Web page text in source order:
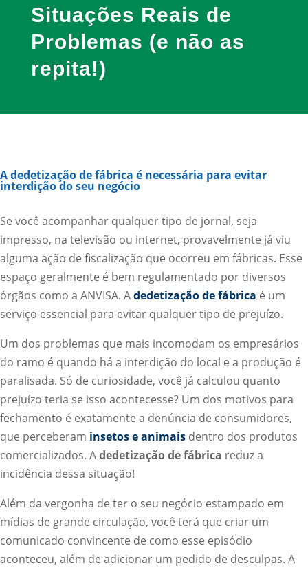
Situações Reais de
Problemas (e não as
repita!)
A dedetização de fábrica é necessária para evitar
interdição do seu negócio
Se você acompanhar qualquer tipo de jornal, seja
impresso, na televisão ou internet, provavelmente já viu
alguma ação de fiscalização que ocorreu em fábricas. Esse
espaço geralmente é bem regulamentado por diversos
órgãos como a ANVISA. Adedetização de fábrica é um
serviço essencial para evitar qualquer tipo de prejuízo.
Um dos problemas que mais incomodam os empresários
do ramo é quando há a interdição do local e a produção é
paralisada. Só de curiosidade, você já calculou quanto
prejuízo teria se isso acontecesse? Um dos motivos para
fechamento é exatamente a denúncia de consumidores,
que perceberam insetos e animais dentro dos produtos
comercializados. Adedetização de fábrica reduz a
incidência dessa situação!
Além da vergonha de ter o seu negócio estampado em
mídias de grande circulação, você terá que criar um
comunicado convincente de como esse episódio
aconteceu, além de adicionar um pedido de desculpas. A